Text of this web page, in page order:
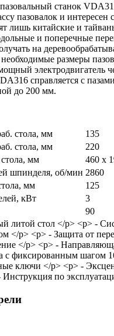
станок
пазовалок и интересен
лишь китайские и
и поперечные
на
размеры
электродвигатель
справляется с
до 200 мм.
стола, мм
135
стола, мм
220
мм
460 х
шпинделя, об/мин 2860
мм
125
кВт
3
90
литой стол </p> <p> -​
</p> <p> -​ Защита от
</p> <p> -​
с фиксированным шагом
ключи </p> <p> -​
по